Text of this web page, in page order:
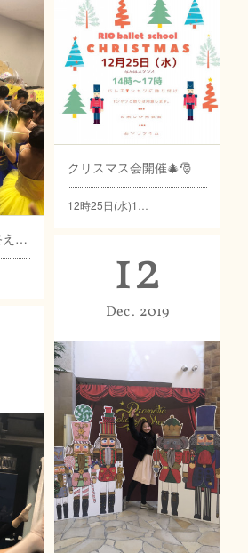
幼稚園の発表会を終えて✨
クリスマス会開催🎄🎅
12時25日(水)1…
12
Dec 2019